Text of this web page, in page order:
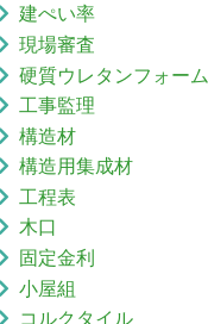
建ぺい率
現場審査
硬質ウレタンフォーム
工事監理
構造材
構造用集成材
工程表
木口
固定金利
小屋組
コルクタイル